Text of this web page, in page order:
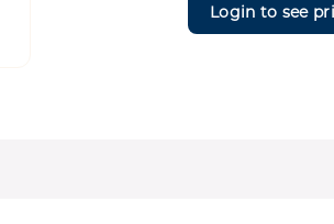
Login to see